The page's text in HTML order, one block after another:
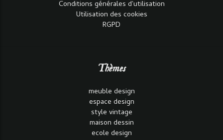
Conditions générales d'utilisation
Utilisation des cookies
RGPD
Thèmes
meuble design
espace design
style vintage
maison dessin
ecole design